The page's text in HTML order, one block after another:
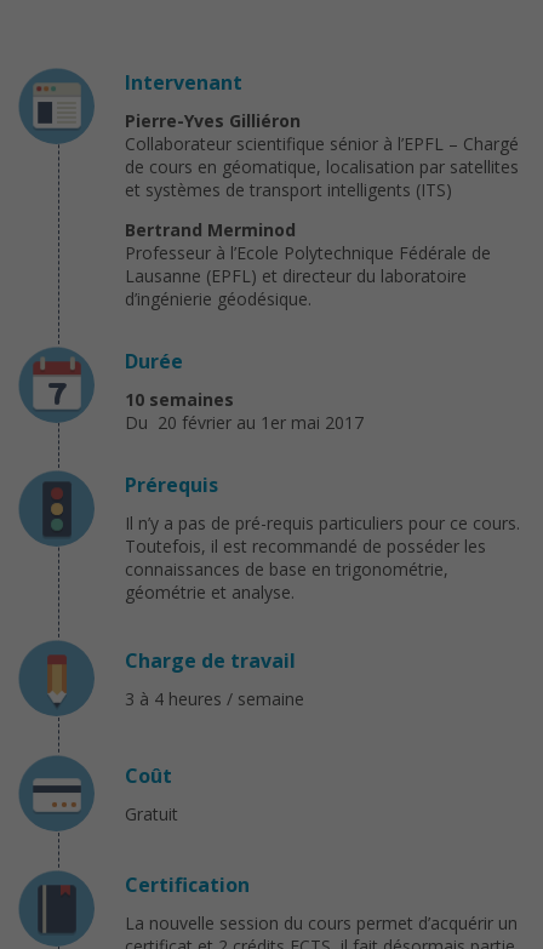
Intervenant
Pierre-Yves Gilliéron
Collaborateur scientifique sénior à l’EPFL – Chargé
de cours en géomatique, localisation par satellites
et systèmes de transport intelligents (ITS)
Bertrand Merminod
Professeur à l’Ecole Polytechnique Fédérale de
Lausanne (EPFL) et directeur du laboratoire
d’ingénierie géodésique.
Durée
10 semaines
Du 20 février au 1er mai 2017
Prérequis
Il n’y a pas de pré-requis particuliers pour ce cours.
Toutefois, il est recommandé de posséder les
connaissances de base en trigonométrie,
géométrie et analyse.
Charge de travail
3 à 4 heures / semaine
Coût
Gratuit
Certification
La nouvelle session du cours permet d’acquérir un